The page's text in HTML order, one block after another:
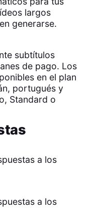
largos
generarse.
subtítulos
de pago. Los
en el plan
portugués y
Standard o
a los
a los